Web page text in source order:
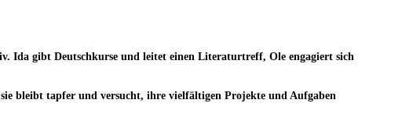
Ida gibt Deutschkurse und leitet einen Literaturtreff, Ole engagiert sich
bleibt tapfer und versucht, ihre vielfältigen Projekte und Aufgaben